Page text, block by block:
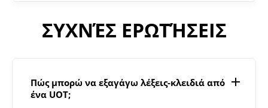
ΣΥΧΝΈΣ ΕΡΩΤΉΣΕΙΣ
Πώς μπορώ να εξαγάγω λέξεις-κλειδιά από
ένα UOT;